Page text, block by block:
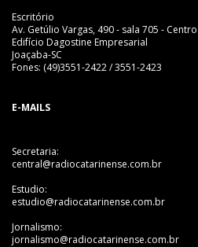
Escritório
Av. Getúlio Vargas, 490 - sala 705 - Centro
Edifício Dagostine Empresarial
Joaçaba-SC
Fones: (49)3551-2422 / 3551-2423
E-MAILS
Secretaria:
central@radiocatarinense.com.br
Estudio:
estudio@radiocatarinense.com.br
Jornalismo:
jornalismo@radiocatarinense.com.br